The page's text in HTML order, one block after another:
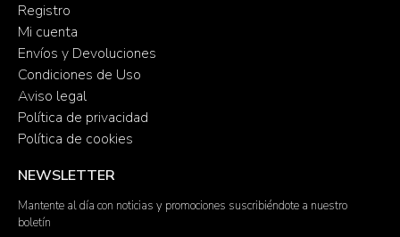
Registro
Mi cuenta
Envíos y Devoluciones
Condiciones de Uso
Aviso legal
Política de privacidad
Política de cookies
NEWSLETTER
Mantente al día con noticias y promociones suscribiéndote a nuestro
boletín